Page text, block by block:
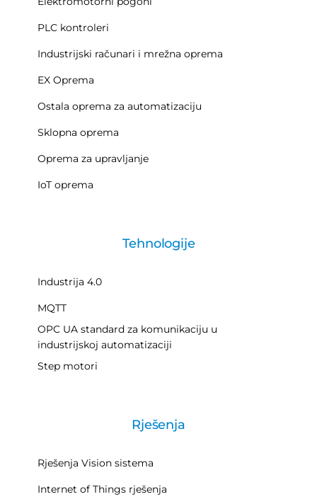
PLC kontroleri
Industrijski računari i mrežna oprema
EX Oprema
Ostala oprema za automatizaciju
Sklopna oprema
Oprema za upravljanje
IoT oprema
Tehnologije
Industrija 4.0
MQTT
OPC UA standard za komunikaciju u
industrijskoj automatizaciji
Step motori
Rješenja
Rješenja Vision sistema
Internet of Things rješenja